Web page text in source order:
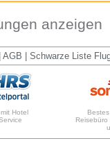
anzeigen
AGB Schwarze Liste
Hotel